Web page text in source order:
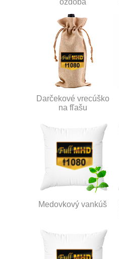
Darčekové vrecúško
na fľašu
Medovkový vankúš